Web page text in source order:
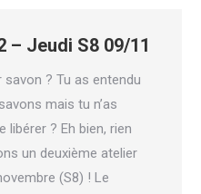
– Jeudi S8 09/11
? Tu as entendu
mais tu n’as
libérer ? Eh bien, rien
un deuxième atelier
(S8) ! Le